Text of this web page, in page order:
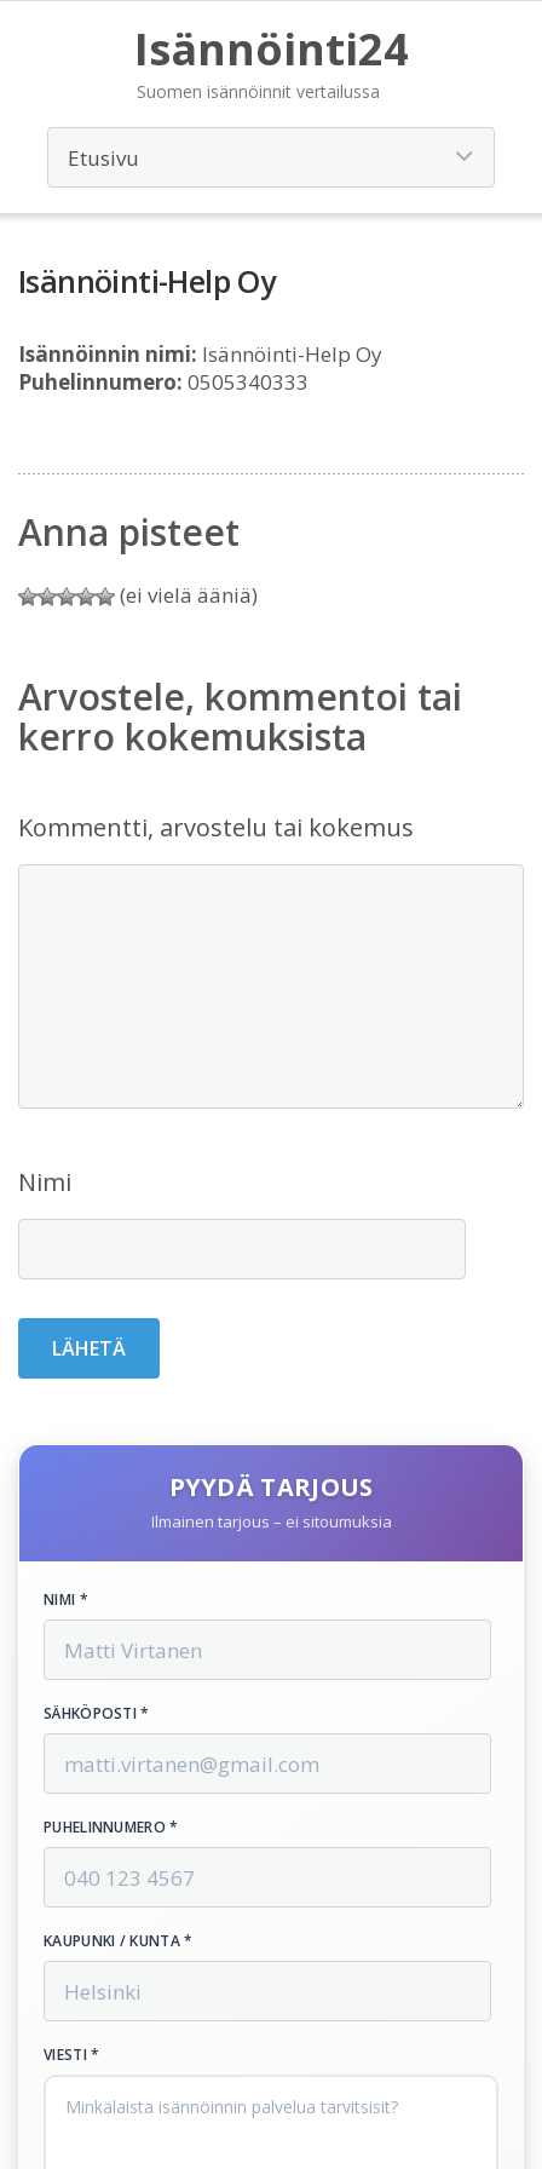
Isännöinti24
Suomen isännöinnit vertailussa
Isännöinti-Help Oy
Isännöinnin nimi: Isännöinti-Help Oy
Puhelinnumero: 0505340333
Anna pisteet
(ei vielä ääniä)
Arvostele, kommentoi tai
kerro kokemuksista
Kommentti, arvostelu tai kokemus
Nimi
PYYDÄ TARJOUS
Ilmainen tarjous – ei sitoumuksia
NIMI *
SÄHKÖPOSTI *
PUHELINNUMERO *
KAUPUNKI / KUNTA *
VIESTI *